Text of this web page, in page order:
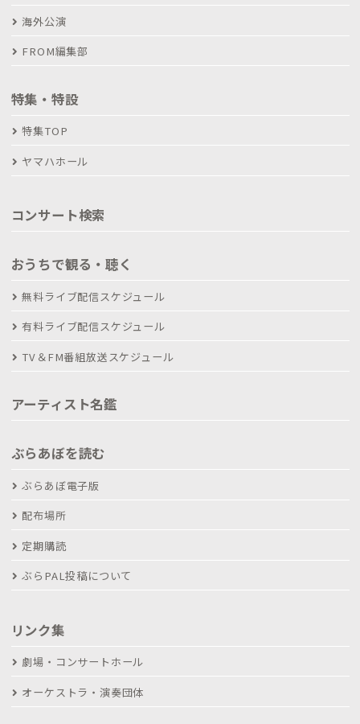
海外公演
FROM編集部
特集・特設
特集TOP
ヤマハホール
コンサート検索
おうちで観る・聴く
無料ライブ配信スケジュール
有料ライブ配信スケジュール
TV＆FM番組放送スケジュール
アーティスト名鑑
ぶらあぼを読む
ぶらあぼ電子版
配布場所
定期購読
ぶらPAL投稿について
リンク集
劇場・コンサートホール
オーケストラ・演奏団体